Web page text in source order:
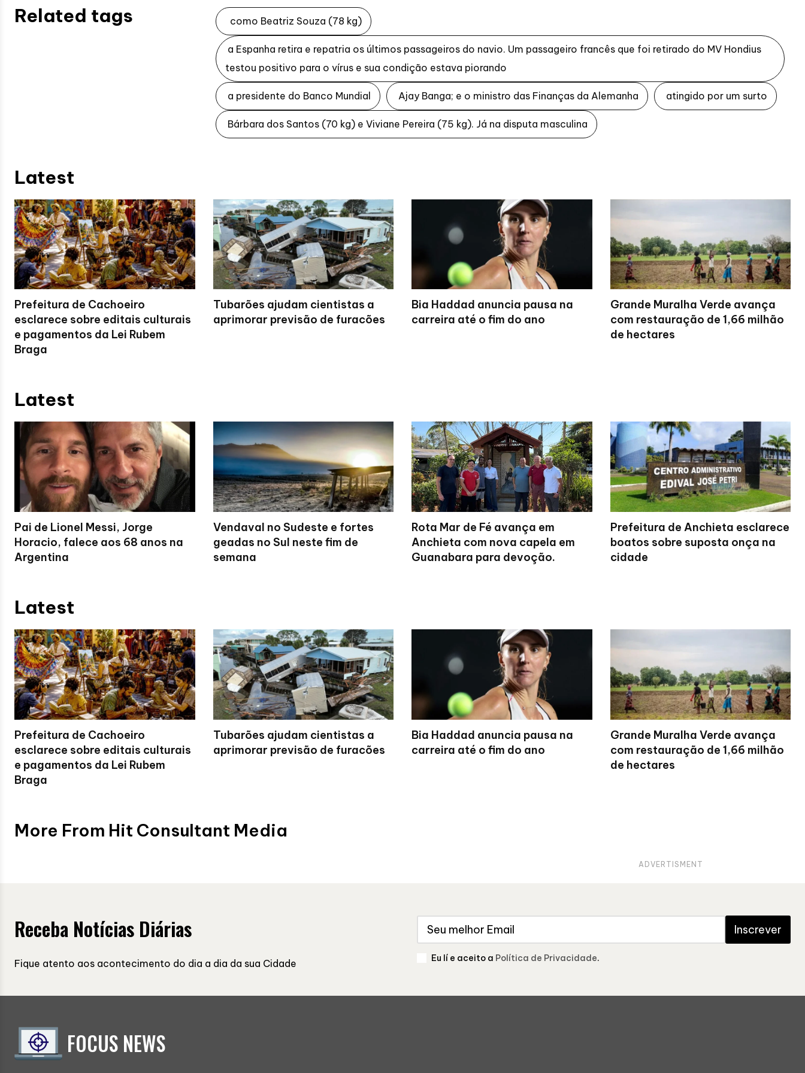
Related tags como Beatriz Souza (78 kg)
a Espanha retira e repatria os últimos passageiros do navio. Um passageiro francês que foi retirado do MV Hondius
testou positivo para o vírus e sua condição estava piorando
a presidente do Banco Mundial Ajay Banga; e o ministro das Finanças da Alemanha atingido por um surto
Bárbara dos Santos (70 kg) e Viviane Pereira (75 kg). Já na disputa masculina
Latest
Prefeitura de Cachoeiro
esclarece sobre editais culturais
e pagamentos da Lei Rubem
Braga
Tubarões ajudam cientistas a
aprimorar previsão de furacões
Bia Haddad anuncia pausa na
carreira até o fim do ano
Grande Muralha Verde avança
com restauração de 1,66 milhão
de hectares
Latest
Pai de Lionel Messi, Jorge
Horacio, falece aos 68 anos na
Argentina
Vendaval no Sudeste e fortes
geadas no Sul neste fim de
semana
Rota Mar de Fé avança em
Anchieta com nova capela em
Guanabara para devoção.
Prefeitura de Anchieta esclarece
boatos sobre suposta onça na
cidade
Latest
Prefeitura de Cachoeiro
esclarece sobre editais culturais
e pagamentos da Lei Rubem
Braga
Tubarões ajudam cientistas a
aprimorar previsão de furacões
Bia Haddad anuncia pausa na
carreira até o fim do ano
Grande Muralha Verde avança
com restauração de 1,66 milhão
de hectares
More From Hit Consultant Media
ADVERTISMENT
Receba Notícias Diárias
Fique atento aos acontecimento do dia a dia da sua Cidade
Inscrever
Eu lí e aceito a Política de Privacidade.
FOCUS NEWS